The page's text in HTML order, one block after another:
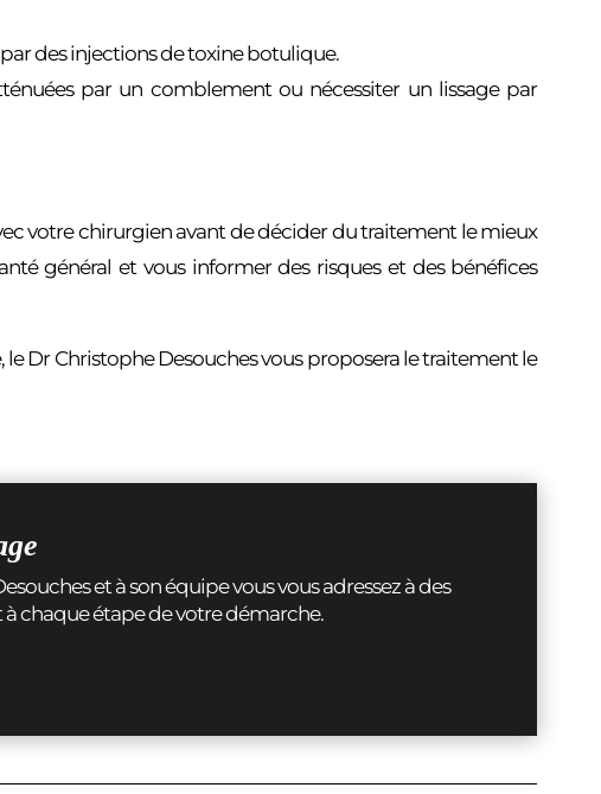
des injections de toxine botulique.
par un comblement ou nécessiter un lissage par
votre chirurgien avant de décider du traitement le mieux
général et vous informer des risques et des bénéfices
Dr Christophe Desouches vous proposera le traitement le
et à son équipe vous vous adressez à des
chaque étape de votre démarche.